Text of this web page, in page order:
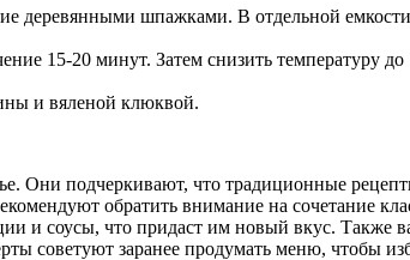
деревянными шпажками. В отдельной
15-20 минут. Затем снизить температуру
и вяленой клюквой.
Они подчеркивают, что традиционные
обратить внимание на сочетание
и соусы, что придаст им новый вкус. Также
советуют заранее продумать меню, чтобы